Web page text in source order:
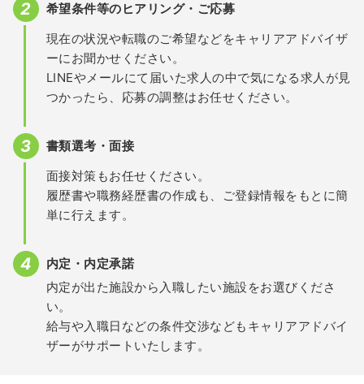
希望条件等のヒアリング・ご応募
現在の状況や転職のご希望などをキャリアアドバイザ
ーにお聞かせください。
LINEやメールにて届いた求人の中で気になる求人が見
つかったら、応募の調整はお任せください。
書類選考・面接
面接対策もお任せください。
履歴書や職務経歴書の作成も、ご登録情報をもとに簡
単に行えます。
内定・内定承諾
内定が出た施設から入職したい施設をお選びくださ
い。
給与や入職日などの条件交渉などもキャリアアドバイ
ザーがサポートいたします。